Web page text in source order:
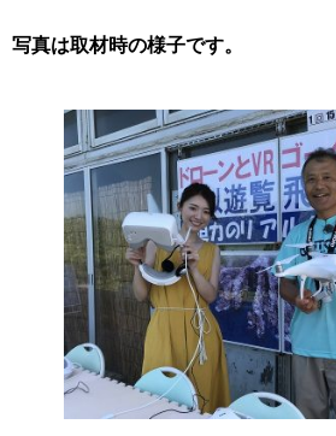
写真は取材時の様子です。